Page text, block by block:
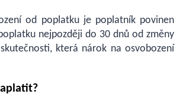
od poplatku je poplatník povinen
nejpozději do 30 dnů od změny
která nárok na osvobození